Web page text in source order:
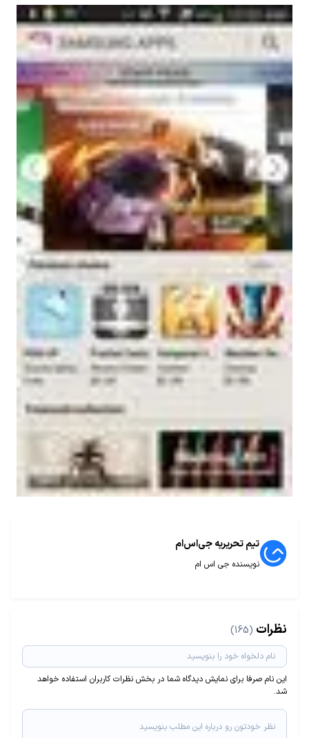
تیم تحریریه جی‌اس‌ام
نویسنده جی اس ام
نظرات (165)
این نام صرفا برای نمایش دیدگاه شما در بخش نظرات کاربران استفاده خواهد
شد.